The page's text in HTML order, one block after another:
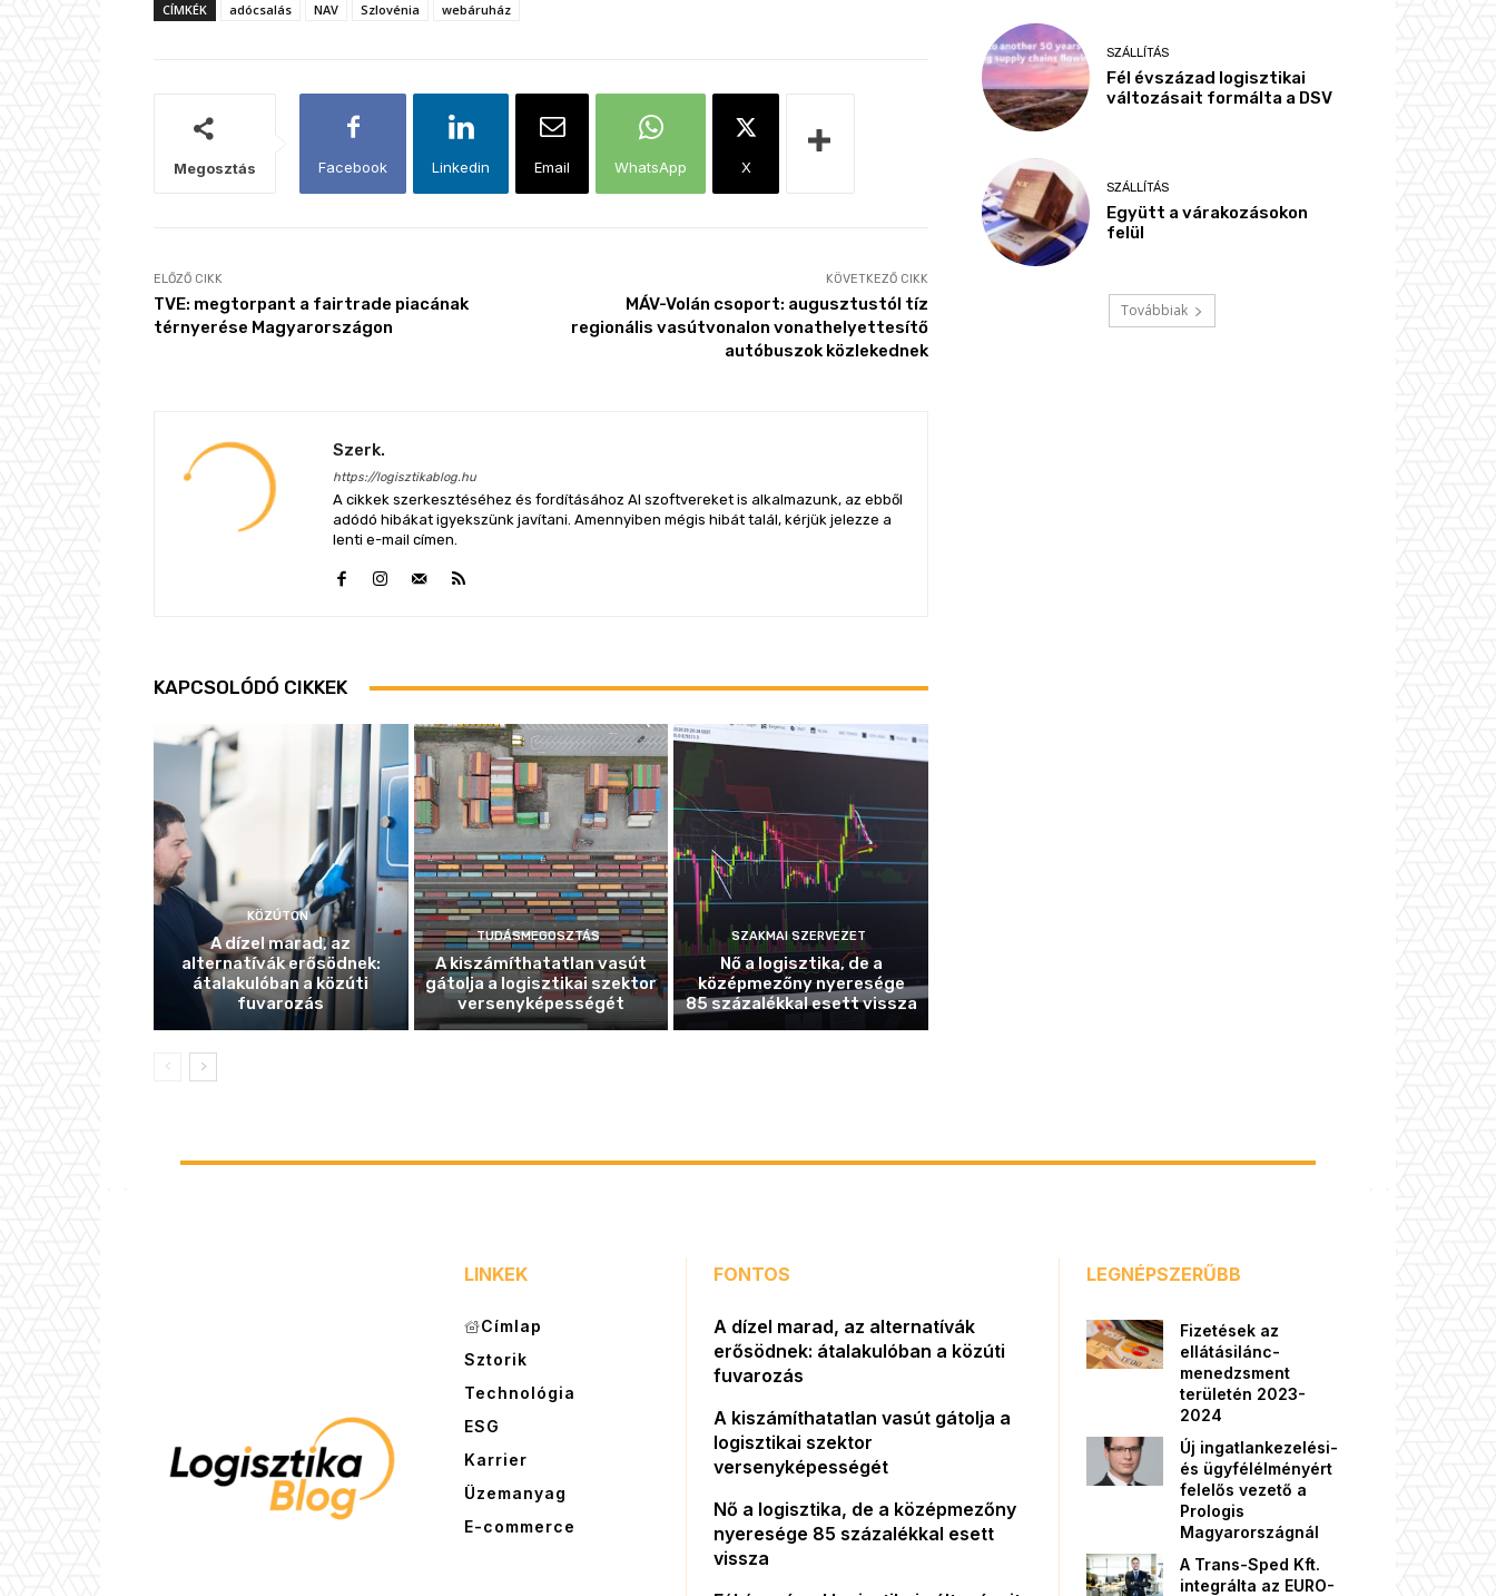
CÍMKÉK
adócsalás NAV Szlovénia webáruház
Megosztás Facebook Linkedin Email WhatsApp X
ELŐZŐ CIKK
TVE: megtorpant a fairtrade piacának
térnyerése Magyarországon
KÖVETKEZŐ CIKK
MÁV-Volán csoport: augusztustól tíz
regionális vasútvonalon vonathelyettesítő
autóbuszok közlekednek
Szerk.
https://logisztikablog.hu
A cikkek szerkesztéséhez és fordításához AI szoftvereket is alkalmazunk, az ebből
adódó hibákat igyekszünk javítani. Amennyiben mégis hibát talál, kérjük jelezze a
lenti e-mail címen.
KAPCSOLÓDÓ CIKKEK
KÖZÚTON
A dízel marad, az
alternatívák erősödnek:
átalakulóban a közúti
fuvarozás
TUDÁSMEGOSZTÁS
A kiszámíthatatlan vasút
gátolja a logisztikai szektor
versenyképességét
SZAKMAI SZERVEZET
Nő a logisztika, de a
középmezőny nyeresége
85 százalékkal esett vissza
SZÁLLÍTÁS
Fél évszázad logisztikai
változásait formálta a DSV
SZÁLLÍTÁS
Együtt a várakozásokon
felül
Továbbiak
LINKEK
Címlap
Sztorik
Technológia
ESG
Karrier
Üzemanyag
E-commerce
FONTOS
A dízel marad, az alternatívák
erősödnek: átalakulóban a közúti
fuvarozás
A kiszámíthatatlan vasút gátolja a
logisztikai szektor
versenyképességét
Nő a logisztika, de a középmezőny
nyeresége 85 százalékkal esett
vissza
LEGNÉPSZERŰBB
Fizetések az
ellátásilánc-
menedzsment
területén 2023-
2024
Új ingatlankezelési-
és ügyfélélményért
felelős vezető a
Prologis
Magyarországnál
A Trans-Sped Kft.
integrálta az EURO-